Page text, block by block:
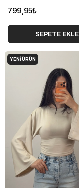
799,95₺
SEPETE EKLE
YENI ÜRÜN